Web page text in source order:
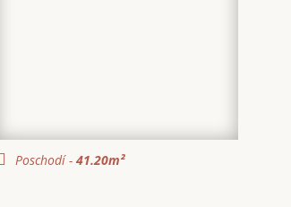
Poschodí - 41.20m²